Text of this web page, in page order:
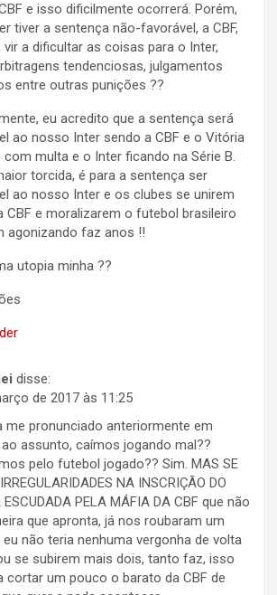
e isso dificilmente ocorrerá. Porém,
tiver a sentença não-favorável, a CBF,
vir a dificultar as coisas para o Inter,
tendenciosas, julgamentos
entre outras punições ??
eu acredito que a sentença será
ao nosso Inter sendo a CBF e o Vitória
com multa e o Inter ficando na Série B.
torcida, é para a sentença ser
ao nosso Inter e os clubes se unirem
CBF e moralizarem o futebol brasileiro
agonizando faz anos !!
utopia minha ??
disse:
de 2017 às 11:25
me pronunciado anteriormente em
assunto, caímos jogando mal??
pelo futebol jogado?? Sim. MAS SE
NA INSCRIÇÃO DO
ESCUDADA PELA MÁFIA DA CBF que não
que apronta, já nos roubaram um
eu não teria nenhuma vergonha de volta
se subirem mais dois, tanto faz, isso
cortar um pouco o barato da CBF de